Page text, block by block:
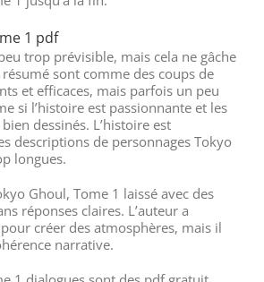
1 pdf
trop prévisible, mais cela ne gâche
sont comme des coups de
et efficaces, mais parfois un peu
si l’histoire est passionnante et les
dessinés. L’histoire est
descriptions de personnages Tokyo
longues.
Ghoul, Tome 1 laissé avec des
réponses claires. L’auteur a
créer des atmosphères, mais il
narrative.